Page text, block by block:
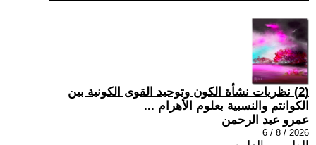
(2) نظريات نشأة الكون وتوحيد القوى الكونية بين
الكوانتم والنسبية بعلوم الأهرام ...
عمرو عبد الرحمن
2026 / 8 / 6